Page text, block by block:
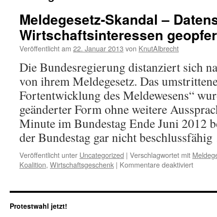
Meldegesetz-Skandal –
Wirtschaftsinteressen
Veröffentlicht am 22. Januar 2013 von KnutAlbrecht
Die Bundesregierung distanziert sich
von ihrem Meldegesetz. Das
Fortentwicklung des Meldewesens“
geänderter Form ohne weitere
Minute im Bundestag Ende Juni 2012
der Bundestag gar nicht
Veröffentlicht unter Uncategorized | Verschlagwortet mit
Koalition, Wirtschaftsgeschenk | Kommentare deaktiviertfür
–
Protestwahl jetzt!